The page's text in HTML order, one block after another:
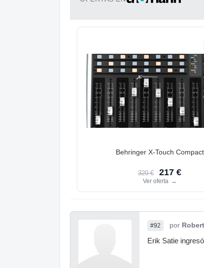
Behringer X-Touch Compact
320 € 217 €
Ver oferta →
#92 por
Erik Satie